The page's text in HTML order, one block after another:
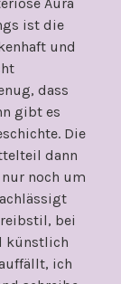
ist die
und
dass
gibt es
Die
dann
noch um
bei
künstlich
ich